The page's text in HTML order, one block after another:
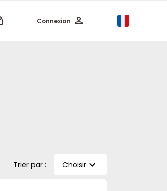
Connexion
Trier par : Choisir expand_more